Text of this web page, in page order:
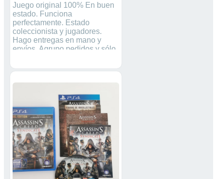
Juego original 100% En buen
estado. Funciona
perfectamente. Estado
coleccionista y jugadores.
Hago entregas en mano y
envíos. Agrupo pedidos y sólo
Precio NO NEGOCIABLE. Si
disponible ✅ Más anuncios de
consolas retro en mi perfil.
Máquina consolas
videojuegos Nintendo Super
Nintendo SNES nintendo 64
nes nasa ds lite juegos
gameboy advance Playstation
Ps1 PsX Ps2 Ps3 Ps4 game
boy poket gameboycolor
XBOX360 PSP Sega
Megadrive Atari 2600